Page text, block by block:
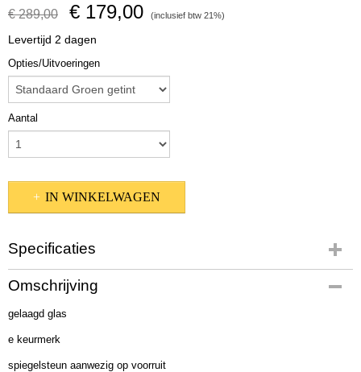
€ 289,00 € 179,00 (inclusief btw 21%)
Levertijd 2 dagen
Opties/Uitvoeringen
Aantal
IN WINKELWAGEN
Specificaties
Productcode
339-719
Omschrijving
gelaagd glas
e keurmerk
spiegelsteun aanwezig op voorruit